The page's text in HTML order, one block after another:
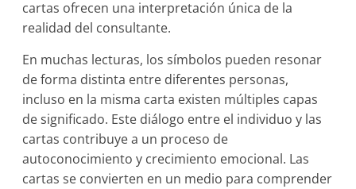
cartas ofrecen una interpretación única de la
realidad del consultante.
En muchas lecturas, los símbolos pueden resonar
de forma distinta entre diferentes personas,
incluso en la misma carta existen múltiples capas
de significado. Este diálogo entre el individuo y las
cartas contribuye a un proceso de
autoconocimiento y crecimiento emocional. Las
cartas se convierten en un medio para comprender